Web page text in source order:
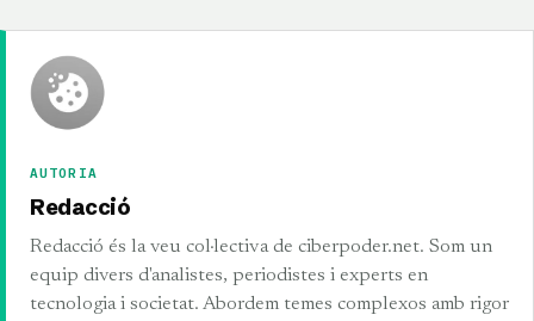
AUTORIA
Redacció
Redacció és la veu col·lectiva de ciberpoder.net. Som un
equip divers d'analistes, periodistes i experts en
tecnologia i societat. Abordem temes complexos amb rigor